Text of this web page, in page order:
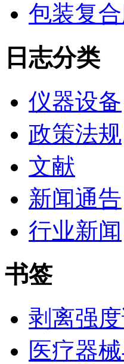
包装复
日志分类
仪器设备
政策法规
文献
新闻通告
行业新闻
书签
剥离强
医疗器